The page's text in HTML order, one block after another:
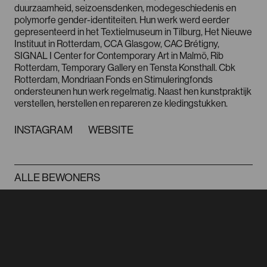
FASHION HUB
duurzaamheid, seizoensdenken, modegeschiedenis en
polymorfe gender-identiteiten. Hun werk werd eerder
gepresenteerd in het Textielmuseum in Tilburg, Het Nieuwe
Instituut in Rotterdam, CCA Glasgow, CAC Brétigny,
SIGNAL I Center for Contemporary Art in Malmö, Rib
Rotterdam, Temporary Gallery en Tensta Konsthall. Cbk
Rotterdam, Mondriaan Fonds en Stimuleringfonds
ondersteunen hun werk regelmatig. Naast hen kunstpraktijk
verstellen, herstellen en repareren ze kledingstukken.
INSTAGRAM WEBSITE
ALLE BEWONERS